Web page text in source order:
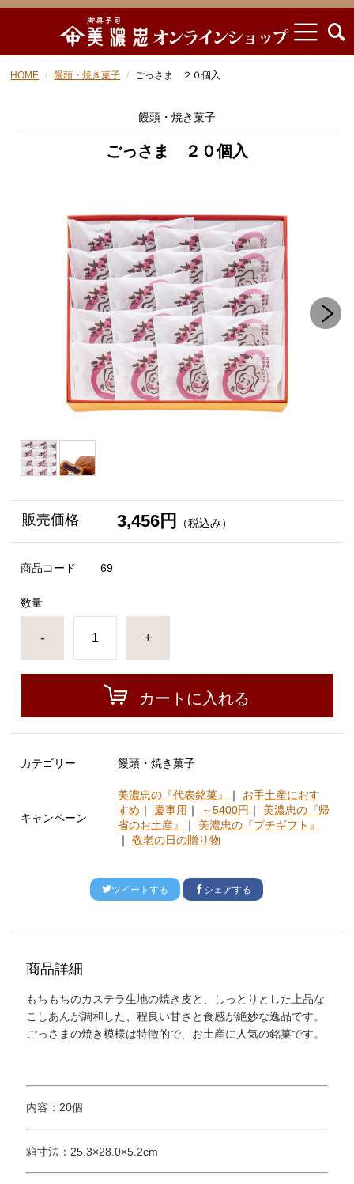
HOME 饅頭・焼き菓子 ごっさま ２０個入
饅頭・焼き菓子
ごっさま ２０個入
販売価格 3,456円 （税込み）
商品コード 69
数量
- +
カートに入れる
カテゴリー 饅頭・焼き菓子
キャンペーン
美濃忠の『代表銘菓』 ｜ お手土産におす
すめ ｜ 慶事用 ｜ ～5400円 ｜ 美濃忠の『帰
省のお土産』
｜ 美濃忠の『プチギフト』
｜敬老の日の贈り物
ツイートする シェアする
商品詳細
もちもちのカステラ生地の焼き皮と、しっとりとした上品な
こしあんが調和した、程良い甘さと食感が絶妙な逸品です。
ごっさまの焼き模様は特徴的で、お土産に人気の銘菓です。
内容：20個
箱寸法：25.3×28.0×5.2cm